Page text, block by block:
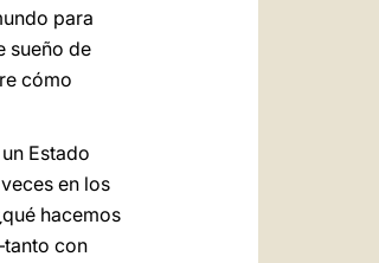
para
sueño de
cómo
Estado
en los
hacemos
con